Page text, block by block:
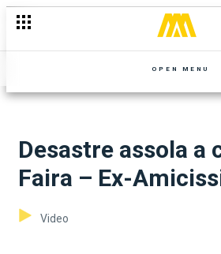
OPEN MENU
Desastre assola a
Faira – Ex-
Video